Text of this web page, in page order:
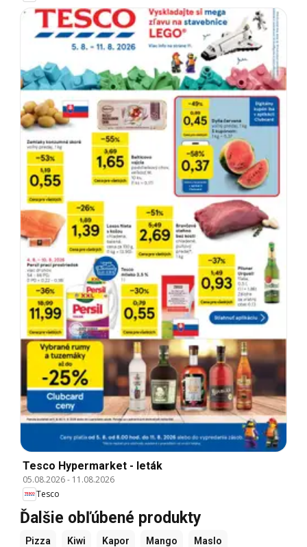
Tesco Hypermarket - leták
05.08.2026- 11.08.2026
Tesco
Ďalšie obľúbené produkty
Pizza Kiwi Kapor Mango Maslo